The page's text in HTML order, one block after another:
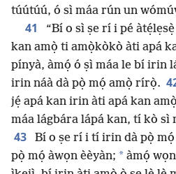
túútúú, ó sì máa rún un
41
“Bí o sì ṣe rí i pé
kan amọ̀ ti amọ̀kòkò àti apá
pínyà, àmọ́ ó ṣì máa le bí irin
irin náà dà pọ̀ mọ́ amọ̀ rírọ̀.
jẹ́ apá kan irin àti apá kan
máa lágbára lápá kan, tí kò sì
43
Bí o ṣe rí i tí irin dà pọ̀
pọ̀ mọ́ àwọn èèyàn; * àmọ́